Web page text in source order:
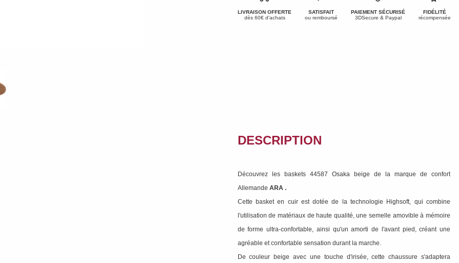
LIVRAISON OFFERTE
dès 60€ d'achats
SATISFAIT
ou remboursé
PAIEMENT SÉCURISÉ
3DSecure & Paypal
FIDÉLITÉ
récompensée
DESCRIPTION
Découvrez les baskets 44587 Osaka beige de la marque de confort
Allemande ARA .
Cette basket en cuir est dotée de la technologie Highsoft, qui combine
l'utilisation de matériaux de haute qualité, une semelle amovible à mémoire
de forme ultra-confortable, ainsi qu'un amorti de l'avant pied, créant une
agréable et confortable sensation durant la marche.
De couleur beige avec une touche d'irisée, cette chaussure s'adaptera